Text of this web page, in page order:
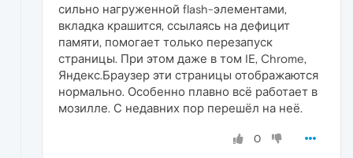
сильно нагруженной flash-элементами,
вкладка крашится, ссылаясь на дефицит
памяти, помогает только перезапуск
страницы. При этом даже в том IE, Chrome,
Яндекс.Браузер эти страницы отображаются
нормально. Особенно плавно всё работает в
мозилле. С недавних пор перешёл на неё.
0